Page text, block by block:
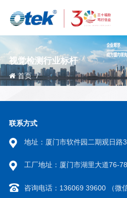
视觉检测行业标杆
首页 /
联系方式
地址：厦门市软件园二期观日路
工厂地址：厦门市湖里大道76-
咨询电话：136069 39600 （微